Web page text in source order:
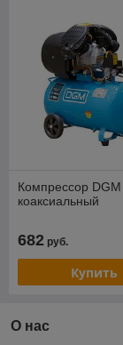
Компрессор
коаксиальный
682 руб.
Купить
О нас